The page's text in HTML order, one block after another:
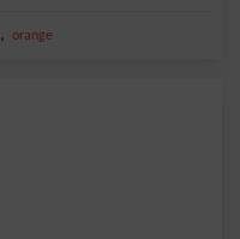
, orange